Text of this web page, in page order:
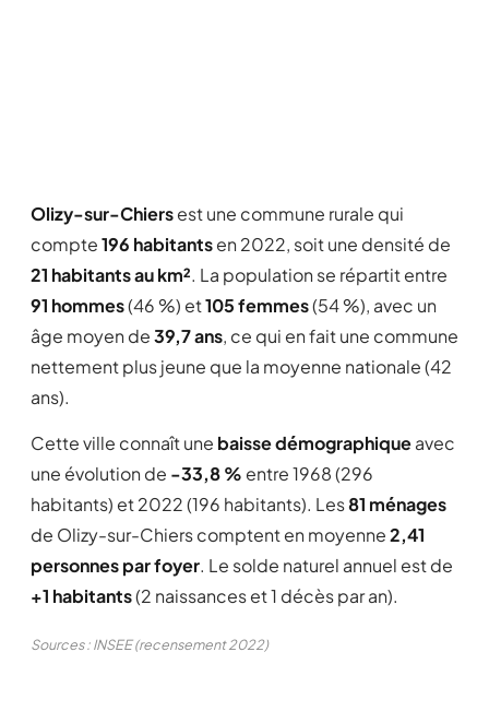
Olizy-sur-Chiersest une commune rurale qui
compte196 habitantsen 2022, soit une densité de
21 habitants au km². La population se répartit entre
91 hommes(46 %) et105 femmes(54 %), avec un
âge moyen de39,7 ans, ce qui en fait une commune
nettement plus jeune que la moyenne nationale (42
ans).
Cette ville connaît une baisse démographiqueavec
une évolution de -33,8 % entre 1968 (296
habitants) et 2022 (196 habitants). Les81 ménages
de Olizy-sur-Chiers comptent en moyenne2,41
personnes par foyer. Le solde naturel annuel est de
+1 habitants(2 naissances et 1 décès par an).
Sources : INSEE (recensement 2022)